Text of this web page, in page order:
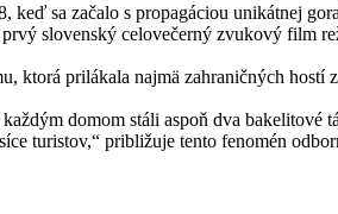
keď sa začalo s propagáciou unikátnej
slovenský celovečerný zvukový film
ktorá prilákala najmä zahraničných
domom stáli aspoň dva
turistov,“ približuje tento fenomén